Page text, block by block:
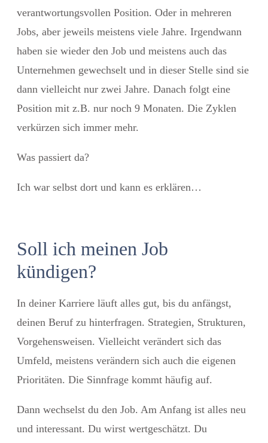
verantwortungsvollen Position. Oder in mehreren
Jobs, aber jeweils meistens viele Jahre. Irgendwann
haben sie wieder den Job und meistens auch das
Unternehmen gewechselt und in dieser Stelle sind sie
dann vielleicht nur zwei Jahre. Danach folgt eine
Position mit z.B. nur noch 9 Monaten. Die Zyklen
verkürzen sich immer mehr.
Was passiert da?
Ich war selbst dort und kann es erklären…
Soll ich meinen Job
kündigen?
In deiner Karriere läuft alles gut, bis du anfängst,
deinen Beruf zu hinterfragen. Strategien, Strukturen,
Vorgehensweisen. Vielleicht verändert sich das
Umfeld, meistens verändern sich auch die eigenen
Prioritäten. Die Sinnfrage kommt häufig auf.
Dann wechselst du den Job. Am Anfang ist alles neu
und interessant. Du wirst wertgeschätzt. Du